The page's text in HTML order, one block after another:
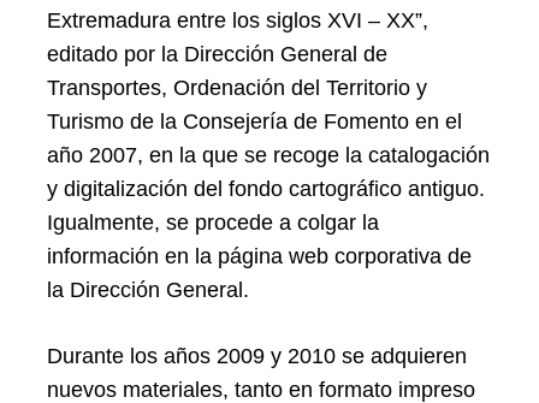
Extremadura entre los siglos XVI – XX”,
editado por la Dirección General de
Transportes, Ordenación del Territorio y
Turismo de la Consejería de Fomento en el
año 2007, en la que se recoge la catalogación
y digitalización del fondo cartográfico antiguo.
Igualmente, se procede a colgar la
información en la página web corporativa de
la Dirección General.
Durante los años 2009 y 2010 se adquieren
nuevos materiales, tanto en formato impreso